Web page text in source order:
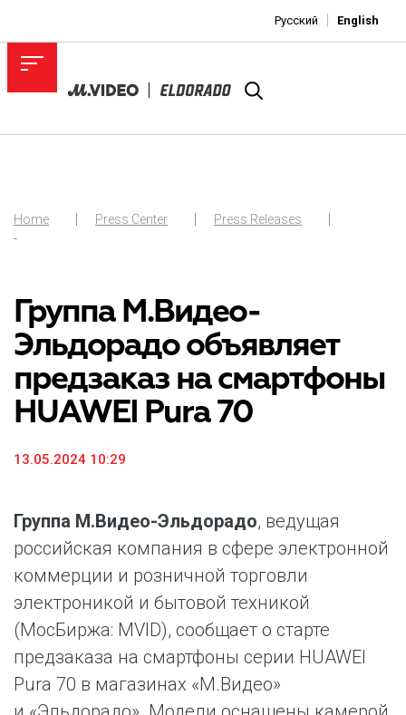
Русский English
Home Press Center
Press Releases
-
Группа М.Видео-
Эльдорадо объявляет
предзаказ на смартфоны
HUAWEI Pura 70
13.05.2024 10:29
Группа М.Видео-Эльдорадо, ведущая
российская компания в сфере электронной
коммерции и розничной торговли
электроникой и бытовой техникой
(МосБиржа: MVID), сообщает о старте
предзаказа на смартфоны серии HUAWEI
Pura 70 в магазинах «М.Видео»